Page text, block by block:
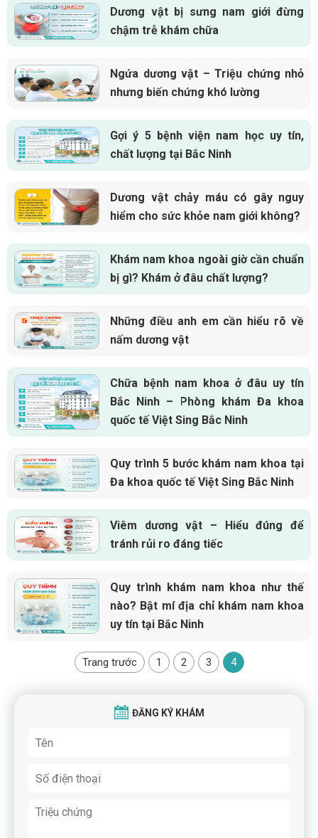
Dương vật bị sưng nam giới đừng
chậm trễ khám chữa
Ngứa dương vật – Triệu chứng nhỏ
nhưng biến chứng khó lường
Gợi ý 5 bệnh viện nam học uy tín,
chất lượng tại Bắc Ninh
Dương vật chảy máu có gây nguy
hiểm cho sức khỏe nam giới không?
Khám nam khoa ngoài giờ cần chuẩn
bị gì? Khám ở đâu chất lượng?
Những điều anh em cần hiểu rõ về
nấm dương vật
Chữa bệnh nam khoa ở đâu uy tín
Bắc Ninh – Phòng khám Đa khoa
quốc tế Việt Sing Bắc Ninh
Quy trình 5 bước khám nam khoa tại
Đa khoa quốc tế Việt Sing Bắc Ninh
Viêm dương vật – Hiểu đúng để
tránh rủi ro đáng tiếc
Quy trình khám nam khoa như thế
nào? Bật mí địa chỉ khám nam khoa
uy tín tại Bắc Ninh
Trang trước 1 2 3 4
ĐĂNG KÝ KHÁM